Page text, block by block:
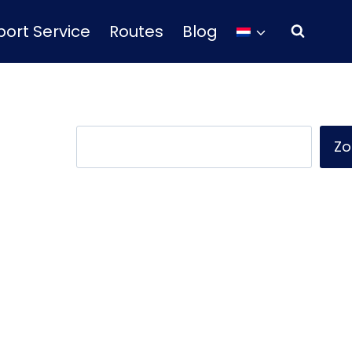
Service Routes Blog